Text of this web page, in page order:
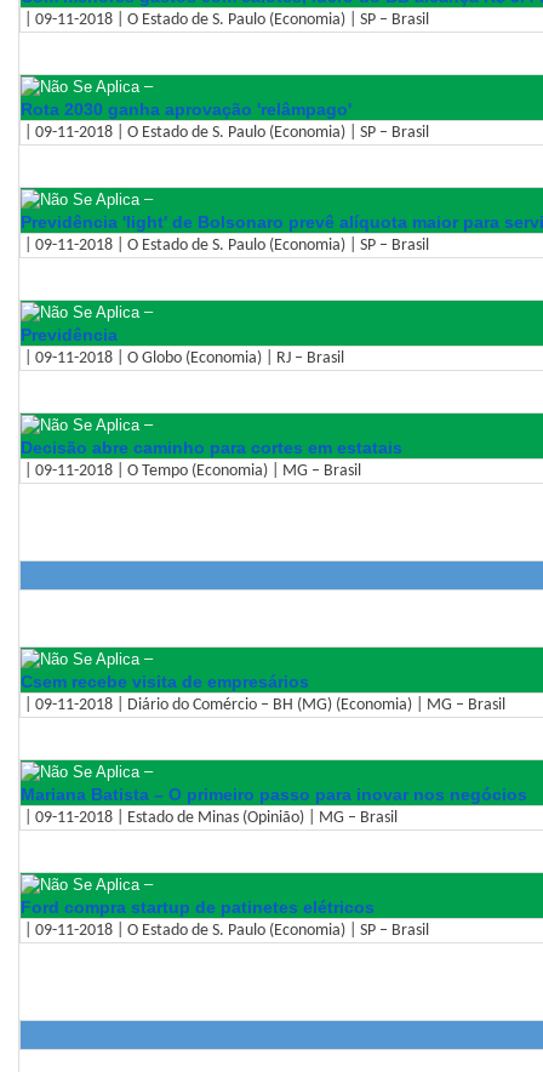
| 09-11-2018 | O Estado de S. Paulo (Economia) | SP – Brasil
–
Rota 2030 ganha aprovação 'relâmpago'
| 09-11-2018 | O Estado de S. Paulo (Economia) | SP – Brasil
–
Previdência 'light' de Bolsonaro prevê alíquota maior para
| 09-11-2018 | O Estado de S. Paulo (Economia) | SP – Brasil
–
Previdência
| 09-11-2018 | O Globo (Economia) | RJ – Brasil
–
Decisão abre caminho para cortes em estatais
| 09-11-2018 | O Tempo (Economia) | MG – Brasil
–
Csem recebe visita de empresários
| 09-11-2018 | Diário do Comércio – BH (MG) (Economia) | MG – Brasil
–
Mariana Batista – O primeiro passo para inovar nos negócios
| 09-11-2018 | Estado de Minas (Opinião) | MG – Brasil
–
Ford compra startup de patinetes elétricos
| 09-11-2018 | O Estado de S. Paulo (Economia) | SP – Brasil